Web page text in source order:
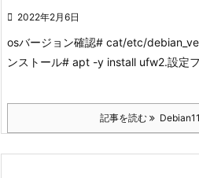
 2022年2月6日
osバージョン確認# cat/etc/
ンストール# apt -y install ufw2.設定
記事を読む